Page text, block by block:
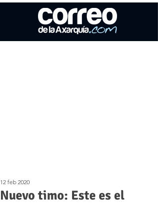
Nuevo timo: Este es el
12 feb 2020